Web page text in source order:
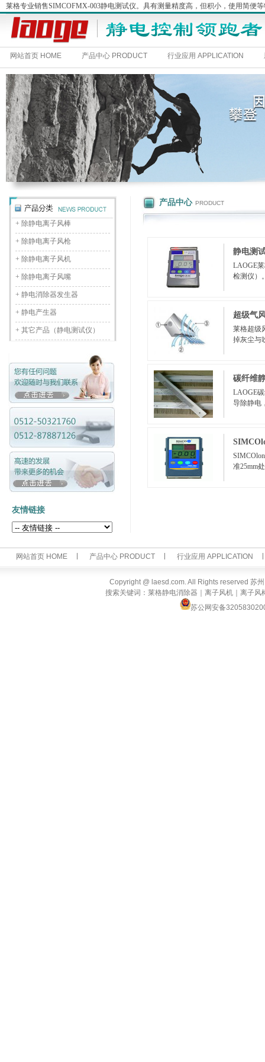
莱格专业销售SIMCOFMX-003静电测试仪。具有测量精度高，但积小，使用简
网站首页 HOME 产品中心 PRODUCT 行业应用 APPLICATION
+ 除静电离子风棒
+ 除静电离子风枪
+ 除静电离子风机
+ 除静电离子风嘴
+ 静电消除器发生器
+ 静电产生器
+ 其它产品（静电测试仪）
友情链接
产品中心 PRODUCT
静电测
LAOGE
检测仪）
超级气
莱格超级
掉灰尘与
碳纤维
LAOGE
导除静电
准25mm
网站首页 HOME 产品中心 PRODUCT 行业应用 APPLICATION
Copyright @ laesd.com. All Rights reserved 苏
搜索关键词：莱格静电消除器｜离子风机｜离子
苏公网安备